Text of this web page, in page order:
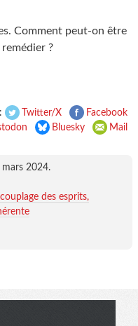
Comment peut-on être
?
Twitter/X
Facebook
Bluesky Mail
mars 2024.
couplage des esprits